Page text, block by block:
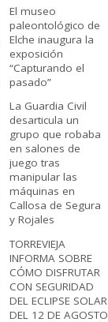
El museo
paleontológico de
Elche inaugura la
exposición
“Capturando el
pasado”
La Guardia Civil
desarticula un
grupo que robaba
en salones de
juego tras
manipular las
máquinas en
Callosa de Segura
y Rojales
TORREVIEJA
INFORMA SOBRE
CÓMO DISFRUTAR
CON SEGURIDAD
DEL ECLIPSE SOLAR
DEL 12 DE AGOSTO